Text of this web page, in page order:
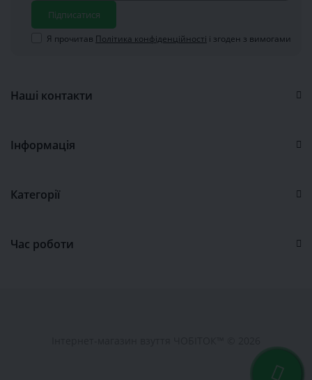
Підписатися
Я прочитав Політика конфіденційності і згоден з вимогами
Наші контакти
Інформація
Категорії
Час роботи